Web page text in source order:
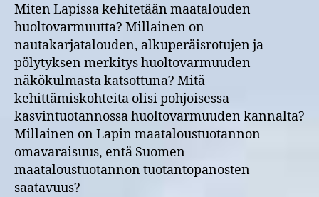
Miten Lapissa kehitetään maatalouden
huoltovarmuutta? Millainen on
nautakarjatalouden, alkuperäisrotujen ja
pölytyksen merkitys huoltovarmuuden
näkökulmasta katsottuna? Mitä
kehittämiskohteita olisi pohjoisessa
kasvintuotannossa huoltovarmuuden kannalta?
Millainen on Lapin maataloustuotannon
omavaraisuus, entä Suomen
maataloustuotannon tuotantopanosten
saatavuus?